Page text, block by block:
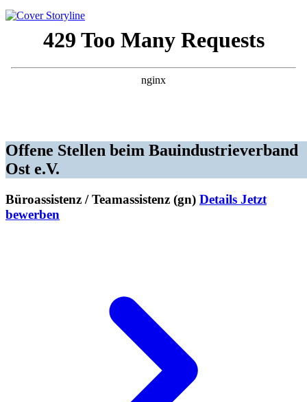
Offene Stellen beim Bauindustrie­verband
Ost e.V.
Büroassistenz / Teamassistenz (gn) Details Jetzt
bewerben